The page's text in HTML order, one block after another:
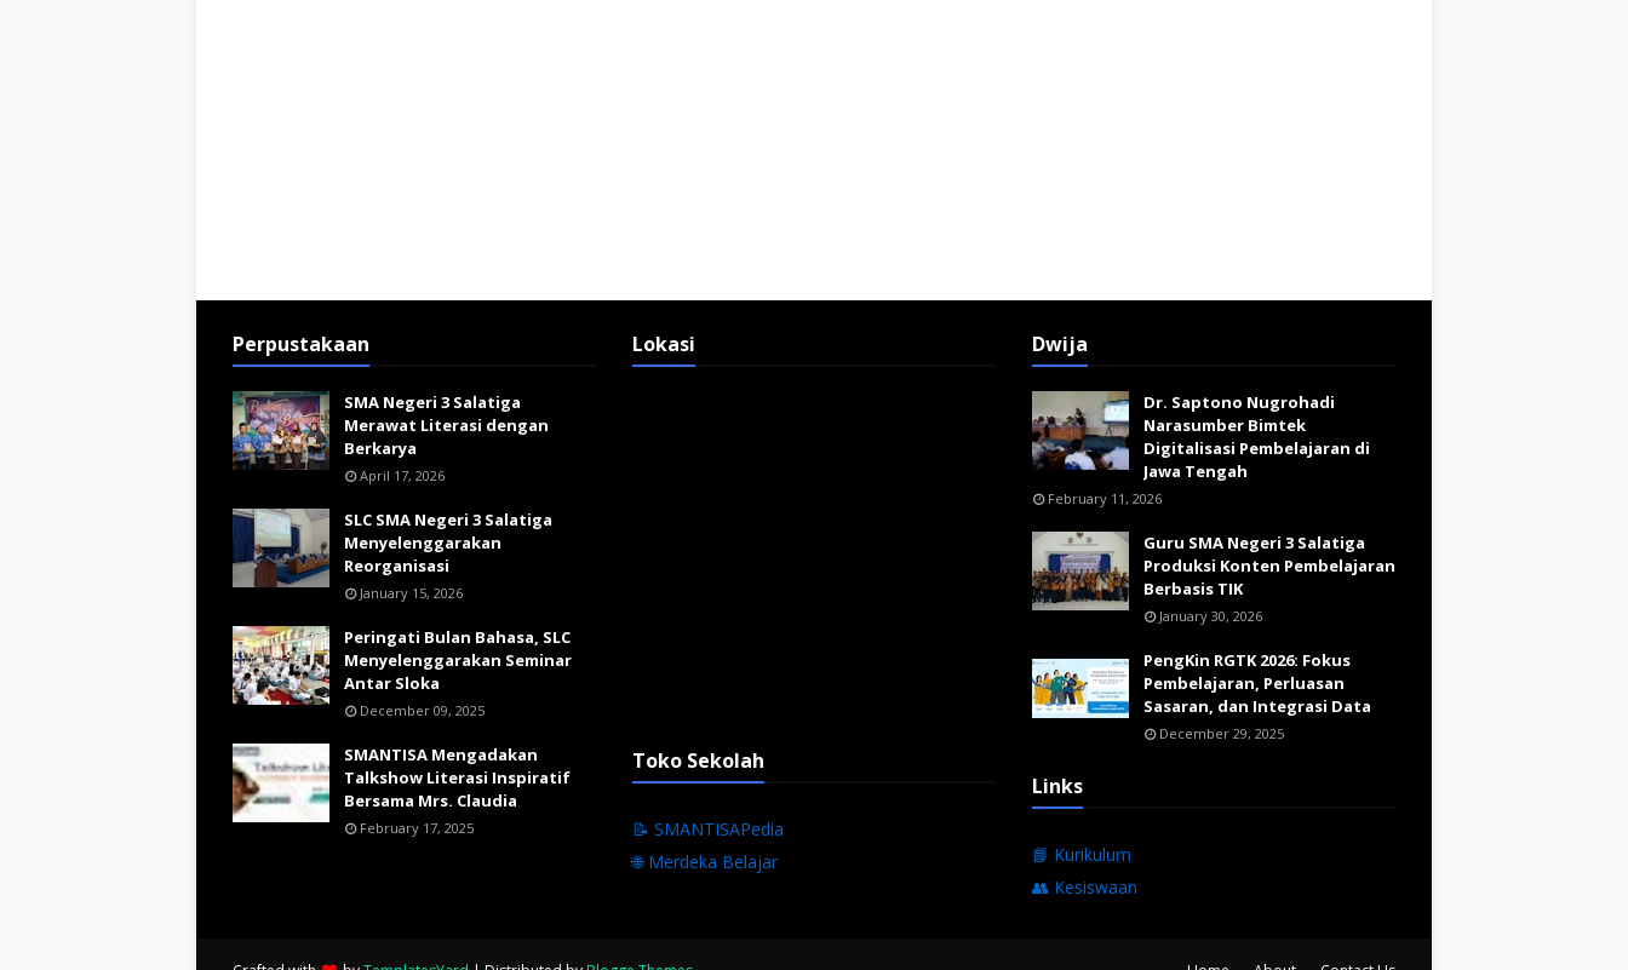
Perpustakaan
SMA Negeri 3 Salatiga
Merawat Literasi dengan
Berkarya
April 17, 2026
SLC SMA Negeri 3 Salatiga
Menyelenggarakan
Reorganisasi
January 15, 2026
Peringati Bulan Bahasa, SLC
Menyelenggarakan Seminar
Antar Sloka
December 09, 2025
SMANTISA Mengadakan
Talkshow Literasi Inspiratif
Bersama Mrs. Claudia
February 17, 2025
Lokasi
Toko Sekolah
📝 SMANTISAPedia
🌐 Merdeka Belajar
Dwija
Dr. Saptono Nugrohadi
Narasumber Bimtek
Digitalisasi Pembelajaran di
Jawa Tengah
February 11, 2026
Guru SMA Negeri 3 Salatiga
Produksi Konten Pembelajaran
Berbasis TIK
January 30, 2026
PengKin RGTK 2026: Fokus
Pembelajaran, Perluasan
Sasaran, dan Integrasi Data
December 29, 2025
Links
📘 Kurikulum
👥 Kesiswaan